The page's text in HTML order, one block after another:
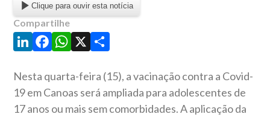
Clique para ouvir esta notícia
Compartilhe
LinkedIn
Facebook
WhatsApp
X Share
Nesta quarta-feira (15), a vacinação contra a Covid-
19 em Canoas será ampliada para adolescentes de
17 anos ou mais sem comorbidades. A aplicação da